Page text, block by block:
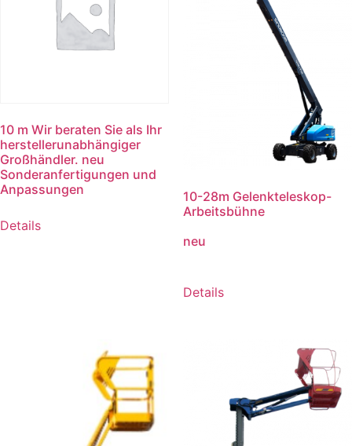
10 m Wir beraten Sie als Ihr
herstellerunabhängiger
Großhändler. neu
Sonderanfertigungen und
Anpassungen
Details
10-28m Gelenkteleskop-
Arbeitsbühne
neu
Details